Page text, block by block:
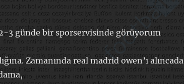
3 günde bir sporservisinde görüyorum
Zamanında real madrid owen’ı alıncada